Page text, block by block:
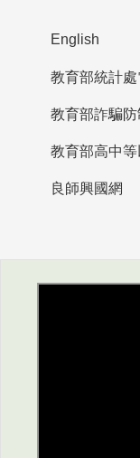
English
教育部詐騙防
良師興國網